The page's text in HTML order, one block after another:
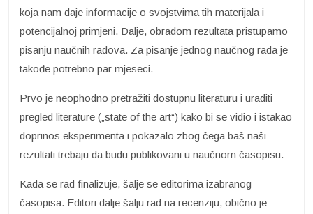
koja nam daje informacije o svojstvima tih materijala i
potencijalnoj primjeni. Dalje, obradom rezultata pristupamo
pisanju naučnih radova. Za pisanje jednog naučnog rada je
takođe potrebno par mjeseci.
Prvo je neophodno pretražiti dostupnu literaturu i uraditi
pregled literature („state of the art“) kako bi se vidio i istakao
doprinos eksperimenta i pokazalo zbog čega baš naši
rezultati trebaju da budu publikovani u naučnom časopisu.
Kada se rad finalizuje, šalje se editorima izabranog
časopisa. Editori dalje šalju rad na recenziju, obično je